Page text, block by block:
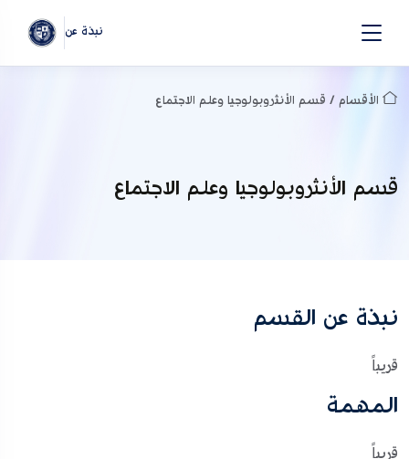
نبذة عن
الأقسام / قسم الأنثروبولوجيا وعلم الاجتماع
قسم الأنثروبولوجيا وعلم الاجتماع
نبذة عن القسم
قريباً
المهمة